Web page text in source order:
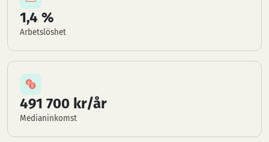
1,4 %
Arbetslöshet
491 700 kr/år
Medianinkomst